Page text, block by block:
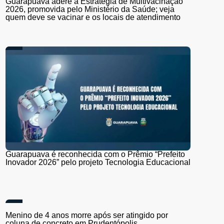
2026, promovida pelo Ministério da Saúde; veja
quem deve se vacinar e os locais de atendimento
Guarapuava é reconhecida com o Prêmio “Prefeito
Inovador 2026” pelo projeto Tecnologia Educacional